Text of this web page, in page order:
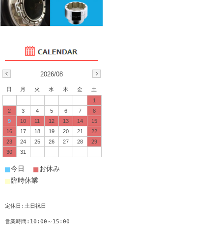
2026/08
日 月 火 水 木 金
土
1
2
3 4 5 6 7
8
9
10 11 12 13 14
15
16
17 18 19 20 21
22
23
24 25 26 27 28
29
30
31
■今日 ■お休み
■臨時休業
定休日:土日祝日
営業時間:10:00～15:00